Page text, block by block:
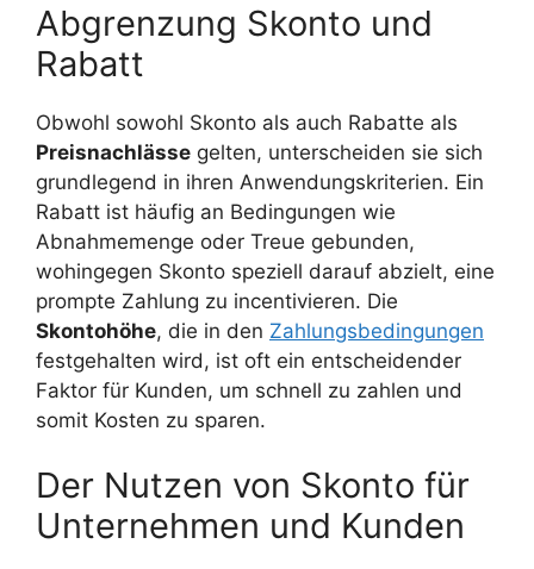
Abgrenzung Skonto und
Rabatt
Obwohl sowohl Skonto als auch Rabatte als
Preisnachlässe gelten, unterscheiden sie sich
grundlegend in ihren Anwendungskriterien. Ein
Rabatt ist häufig an Bedingungen wie
Abnahmemenge oder Treue gebunden,
wohingegen Skonto speziell darauf abzielt, eine
prompte Zahlung zu incentivieren. Die
Skontohöhe, die in den Zahlungsbedingungen
festgehalten wird, ist oft ein entscheidender
Faktor für Kunden, um schnell zu zahlen und
somit Kosten zu sparen.
Der Nutzen von Skonto für
Unternehmen und Kunden